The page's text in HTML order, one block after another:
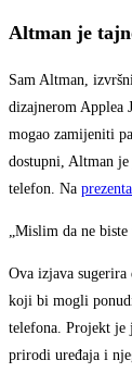
Altman je
Sam Altman,
dizajnerom Applea
mogao zamijeniti
dostupni, Altman
telefon. Na
„Mislim da ne
Ova izjava
koji bi mogli
telefona. Projekt
prirodi uređaja i